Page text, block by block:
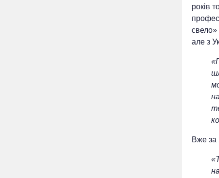
років
свело»
але з
Вже за